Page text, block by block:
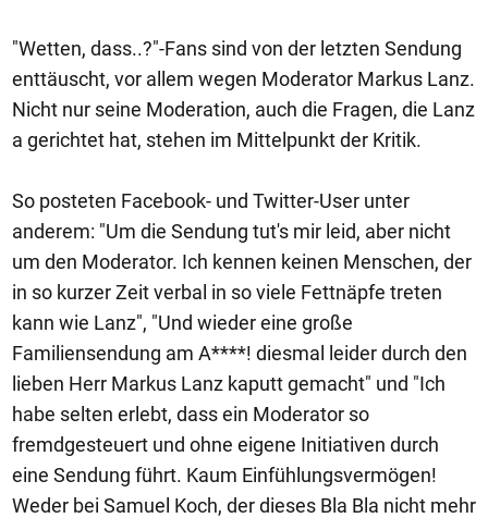
"Wetten, dass..?"-Fans sind von der letzten Sendung
enttäuscht, vor allem wegen Moderator Markus Lanz.
Nicht nur seine Moderation, auch die Fragen, die Lanz
a gerichtet hat, stehen im Mittelpunkt der Kritik.
So posteten Facebook- und Twitter-User unter
anderem: "Um die Sendung tut's mir leid, aber nicht
um den Moderator. Ich kennen keinen Menschen, der
in so kurzer Zeit verbal in so viele Fettnäpfe treten
kann wie Lanz", "Und wieder eine große
Familiensendung am A****! diesmal leider durch den
lieben Herr Markus Lanz kaputt gemacht" und "Ich
habe selten erlebt, dass ein Moderator so
fremdgesteuert und ohne eigene Initiativen durch
eine Sendung führt. Kaum Einfühlungsvermögen!
Weder bei Samuel Koch, der dieses Bla Bla nicht mehr